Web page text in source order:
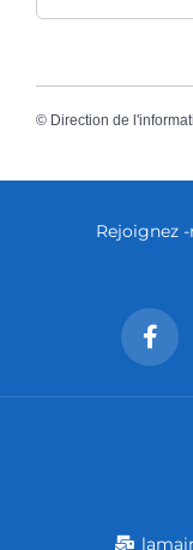
© Direction de
Rejoignez